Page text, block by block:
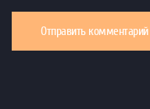
Отправить комментарий